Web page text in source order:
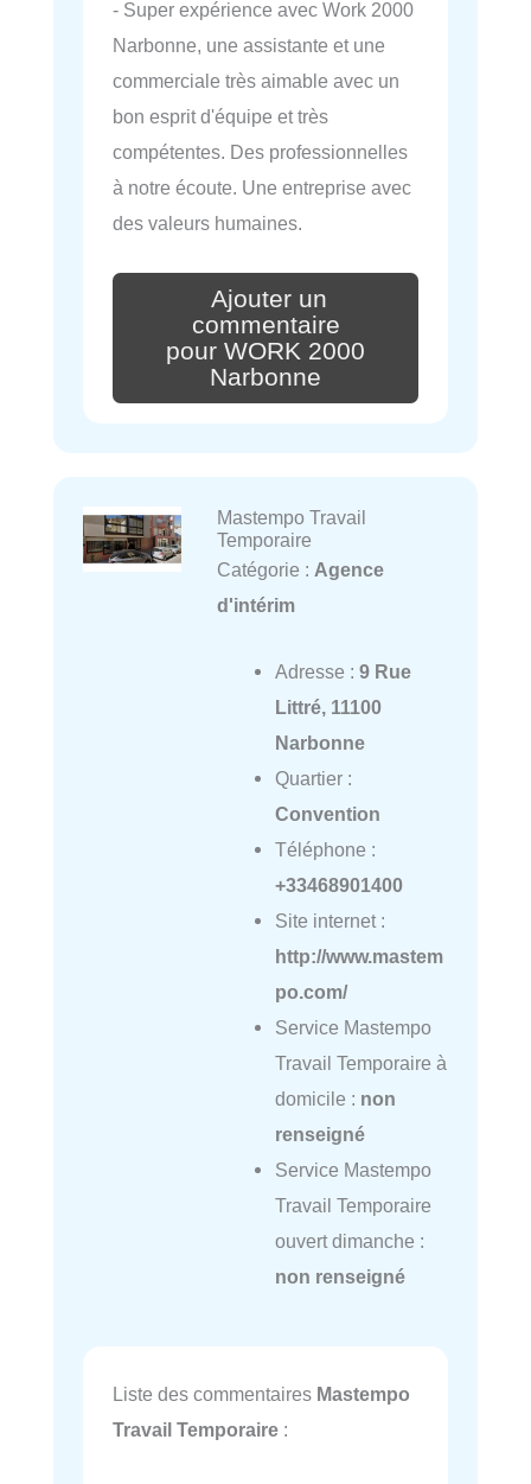
- Super expérience avec Work 2000
Narbonne, une assistante et une
commerciale très aimable avec un
bon esprit d'équipe et très
compétentes. Des professionnelles
à notre écoute. Une entreprise avec
des valeurs humaines.
Ajouter un
commentaire
pour WORK 2000
Narbonne
Mastempo Travail
Temporaire
Catégorie : Agence
d'intérim
Adresse : 9 Rue
Littré, 11100
Narbonne
Quartier :
Convention
Téléphone :
+33468901400
Site internet :
http://www.mastem
po.com/
Service Mastempo
Travail Temporaire à
domicile : non
renseigné
Service Mastempo
Travail Temporaire
ouvert dimanche :
non renseigné
Liste des commentaires Mastempo
Travail Temporaire :